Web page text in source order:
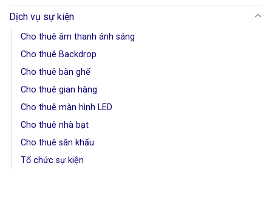
Dịch vụ sự kiện
Cho thuê âm thanh ánh sáng
Cho thuê Backdrop
Cho thuê bàn ghế
Cho thuê gian hàng
Cho thuê màn hình LED
Cho thuê nhà bạt
Cho thuê sân khấu
Tổ chức sự kiện